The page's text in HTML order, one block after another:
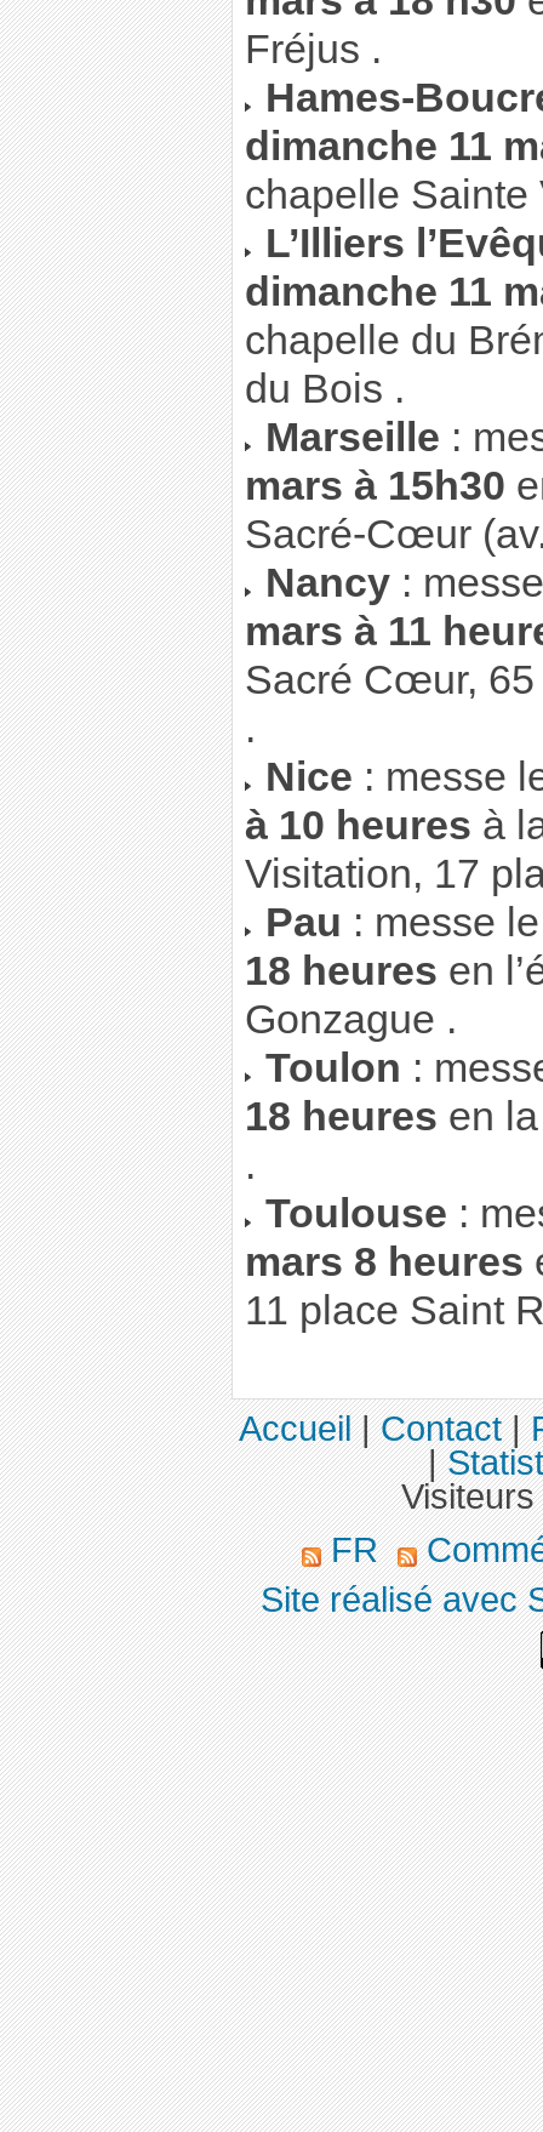
Fréjus .
Hames-
dimanche 11
chapelle Sainte
L’Illiers
dimanche 11
chapelle du
du Bois .
Marseille :
mars à 15h30
Sacré-Cœur
Nancy:
mars à 11
Sacré Cœur, 65
.
Nice : messe
à 10 heures à
Visitation, 17
Pau : messe
18 heures en
Gonzague .
Toulon :
18 heures en
.
Toulouse :
mars 8 heures
11 place Saint
Accueil|Contact|
|
FR
Site réalisé avec